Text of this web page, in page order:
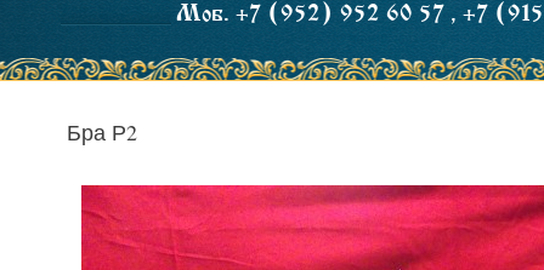
Моб. +7 (952) 952 60 57 , +7
Бра Р2